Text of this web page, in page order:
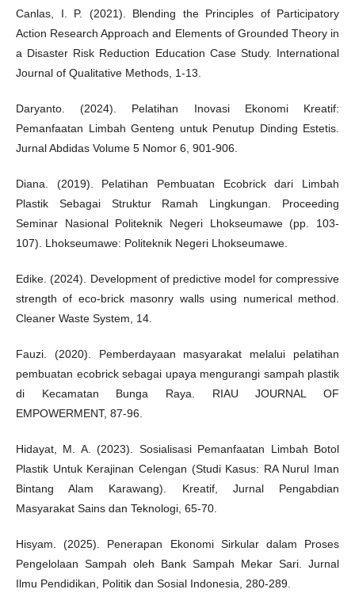
Canlas, I. P. (2021). Blending the Principles of Participatory
Action Research Approach and Elements of Grounded Theory in
a Disaster Risk Reduction Education Case Study. International
Journal of Qualitative Methods, 1-13.
Daryanto. (2024). Pelatihan Inovasi Ekonomi Kreatif:
Pemanfaatan Limbah Genteng untuk Penutup Dinding Estetis.
Jurnal Abdidas Volume 5 Nomor 6, 901-906.
Diana. (2019). Pelatihan Pembuatan Ecobrick dari Limbah
Plastik Sebagai Struktur Ramah Lingkungan. Proceeding
Seminar Nasional Politeknik Negeri Lhokseumawe (pp. 103-
107). Lhokseumawe: Politeknik Negeri Lhokseumawe.
Edike. (2024). Development of predictive model for compressive
strength of eco-brick masonry walls using numerical method.
Cleaner Waste System, 14.
Fauzi. (2020). Pemberdayaan masyarakat melalui pelatihan
pembuatan ecobrick sebagai upaya mengurangi sampah plastik
di Kecamatan Bunga Raya. RIAU JOURNAL OF
EMPOWERMENT, 87-96.
Hidayat, M. A. (2023). Sosialisasi Pemanfaatan Limbah Botol
Plastik Untuk Kerajinan Celengan (Studi Kasus: RA Nurul Iman
Bintang Alam Karawang). Kreatif, Jurnal Pengabdian
Masyarakat Sains dan Teknologi, 65-70.
Hisyam. (2025). Penerapan Ekonomi Sirkular dalam Proses
Pengelolaan Sampah oleh Bank Sampah Mekar Sari. Jurnal
Ilmu Pendidikan, Politik dan Sosial Indonesia, 280-289.